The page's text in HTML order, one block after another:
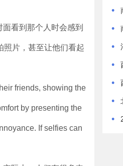
看到那个人时会感到
照片，甚至让他们看起
friends, showing the
by presenting the
If selfies can
•
•
•
•
•
•
•